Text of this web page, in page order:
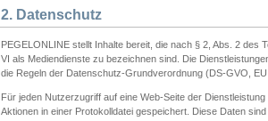
2. Datenschutz
PEGELONLINE stellt Inhalte bereit, die nach § 2, Abs. 2
VI als Mediendienste zu bezeichnen sind. Die
die Regeln der Datenschutz-Grundverordnung (DS-GVO,
Für jeden Nutzerzugriff auf eine Web-Seite der
Aktionen in einer Protokolldatei gespeichert. Diese Daten